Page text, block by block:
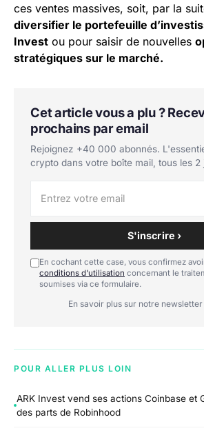
ces ventes massives, soit, par la
diversifier le portefeuille
Invest ou pour saisir de nouvelles
stratégiques sur le marché.
Cet article vous a plu ?
prochains par email
Rejoignez +40 000 abonnés.
crypto dans votre boîte mail, tous les 2
S'inscrire ›
En cochant cette case, vous confirmez
conditions d'utilisation concernant le
soumises via ce formulaire.
En savoir plus sur notre
POUR ALLER PLUS LOIN
ARK Invest vend ses actions Coinbase et
des parts de Robinhood